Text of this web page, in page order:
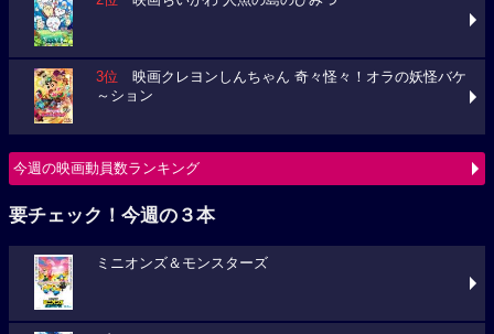
3位 映画クレヨンしんちゃん 奇々怪々！オラの妖怪バケ
～ション
今週の映画動員数ランキング
要チェック！今週の３本
ミニオンズ＆モンスターズ